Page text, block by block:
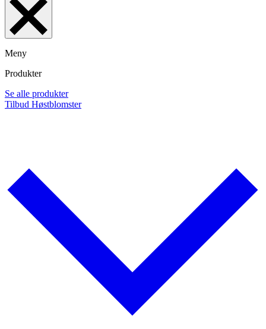
Meny
Produkter
Se alle produkter
Tilbud Høstblomster